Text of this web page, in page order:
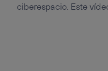
ciberespacio. Este